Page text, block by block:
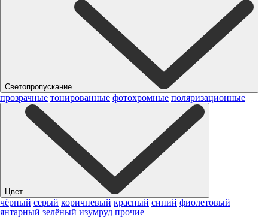
Светопропускание
прозрачные тонированные фотохромные поляризационные
Цвет
чёрный серый коричневый красный синий фиолетовый
янтарный зелёный изумруд прочие